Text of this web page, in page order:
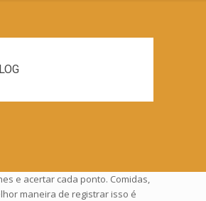
e acertar cada ponto. Comidas,
maneira de registrar isso é